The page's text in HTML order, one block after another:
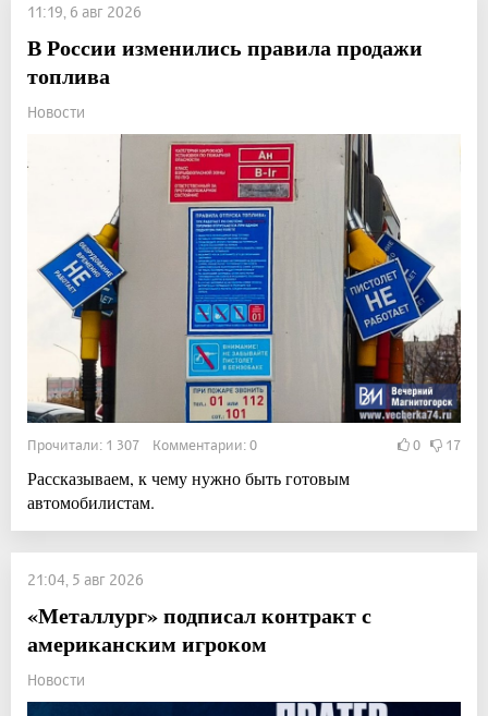
11:19, 6 авг 2026
В России изменились правила продажи
топлива
Новости
Прочитали: 1 307 Комментарии: 0 0 17
Рассказываем, к чему нужно быть готовым
автомобилистам.
21:04, 5 авг 2026
«Металлург» подписал контракт с
американским игроком
Новости